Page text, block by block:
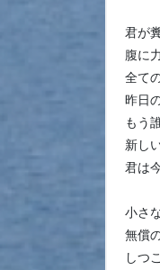
君が
腹に
全て
昨日
もう
新し
君は
小さ
無償
しつ